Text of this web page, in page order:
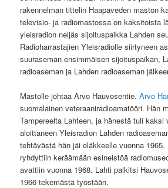
rakennelman tittelin Haapaveden maston
televisio- ja radiomastossa on kaksitoista
yleisradion neljäs sijoituspaikka Lahden
Radioharrastajien Yleisradiolle siirtyneen
suuraseman ensimmäisen sijoituspaikan,
radioaseman ja Lahden radioaseman
Mastolle johtaa Arvo Hauvosentie.Arvo
suomalainen veteraaniradioamatööri. Hän
Tampereelta Lahteen, ja hänestä tuli kaksi
aloittaneen Yleisradion Lahden
tehtävästä hän jäi eläkkeelle vuonna
ryhdyttiin keräämään esineistöä
avattiin vuonna 1968. Lahti palkitsi
1966 tekemästä työstään.